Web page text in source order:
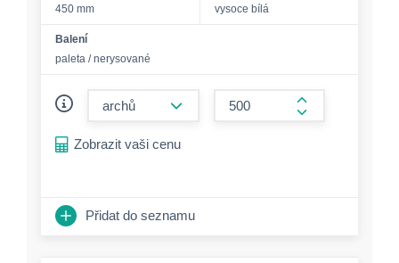
450 mm
vysoce bílá
Balení
paleta / nerysované
form.increase-
Zobrazit vaši cenu
Přidat do seznamu